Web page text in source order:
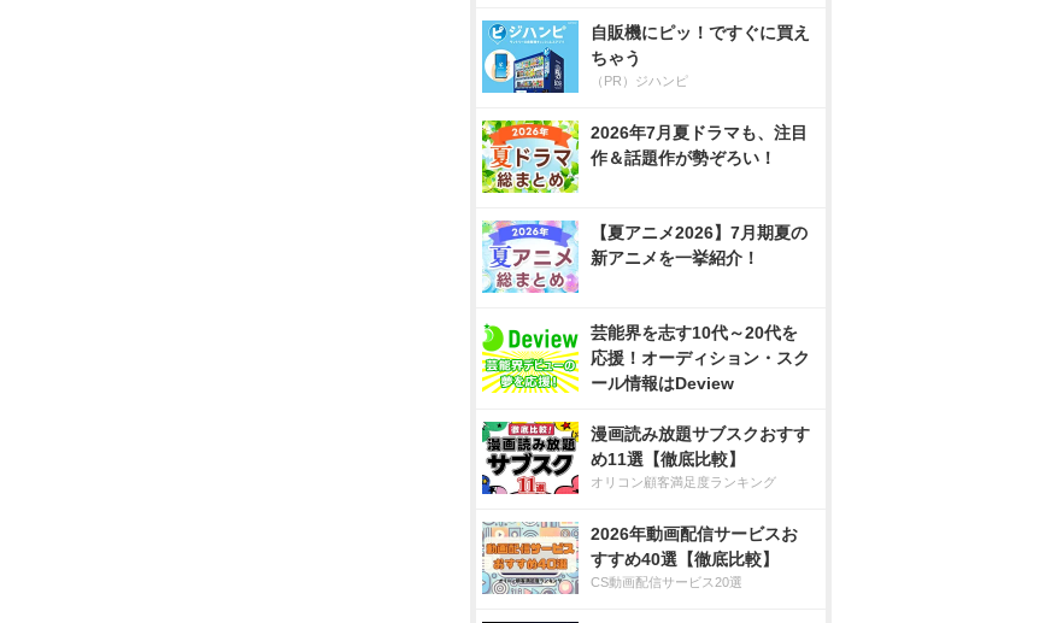
自販機にピッ！ですぐに買え
ちゃう
（PR）ジハンピ
2026年7月夏ドラマも、注目
作＆話題作が勢ぞろい！
【夏アニメ2026】7月期夏の
新アニメを一挙紹介！
芸能界を志す10代～20代を
応援！オーディション・スク
ール情報はDeview
漫画読み放題サブスクおすす
め11選【徹底比較】
オリコン顧客満足度ランキング
2026年動画配信サービスお
すすめ40選【徹底比較】
CS動画配信サービス20選